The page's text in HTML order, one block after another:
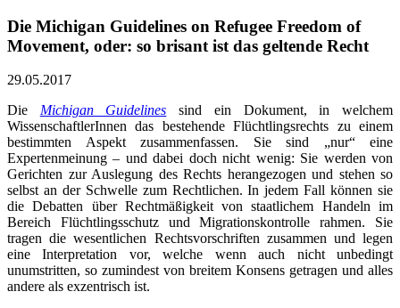
Die Michigan Guidelines on Refugee Freedom of
Movement, oder: so brisant ist das geltende Recht
29.05.2017
Die Michigan Guidelines sind ein Dokument, in welchem
WissenschaftlerInnen das bestehende Flüchtlingsrechts zu einem
bestimmten Aspekt zusammenfassen. Sie sind „nur“ eine
Expertenmeinung – und dabei doch nicht wenig: Sie werden von
Gerichten zur Auslegung des Rechts herangezogen und stehen so
selbst an der Schwelle zum Rechtlichen. In jedem Fall können sie
die Debatten über Rechtmäßigkeit von staatlichem Handeln im
Bereich Flüchtlingsschutz und Migrationskontrolle rahmen. Sie
tragen die wesentlichen Rechtsvorschriften zusammen und legen
eine Interpretation vor, welche wenn auch nicht unbedingt
unumstritten, so zumindest von breitem Konsens getragen und alles
andere als exzentrisch ist.